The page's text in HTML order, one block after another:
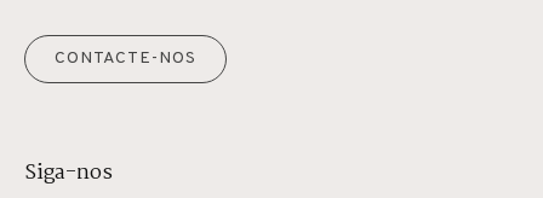
CONTACTE-NOS
Siga-nos